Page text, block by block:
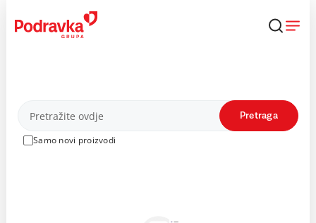
content
Proizvodi
Samo novi proizvodi
Pretraga